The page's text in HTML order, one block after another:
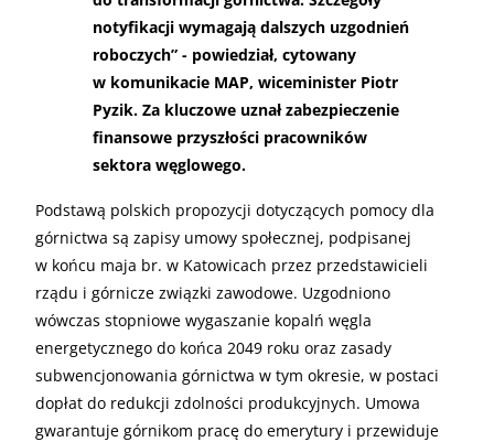
notyfikacji wymagają dalszych uzgodnień
roboczych” - powiedział, cytowany
w komunikacie MAP, wiceminister Piotr
Pyzik. Za kluczowe uznał zabezpieczenie
finansowe przyszłości pracowników
sektora węglowego.
Podstawą polskich propozycji dotyczących pomocy dla
górnictwa są zapisy umowy społecznej, podpisanej
w końcu maja br. w Katowicach przez przedstawicieli
rządu i górnicze związki zawodowe. Uzgodniono
wówczas stopniowe wygaszanie kopalń węgla
energetycznego do końca 2049 roku oraz zasady
subwencjonowania górnictwa w tym okresie, w postaci
dopłat do redukcji zdolności produkcyjnych. Umowa
gwarantuje górnikom pracę do emerytury i przewiduje